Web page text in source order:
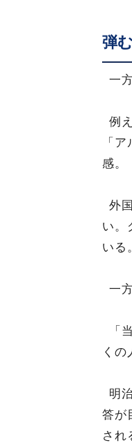
弾
一
例
「
感。
外
い。
いる。
一
「
くの
明
答が
され